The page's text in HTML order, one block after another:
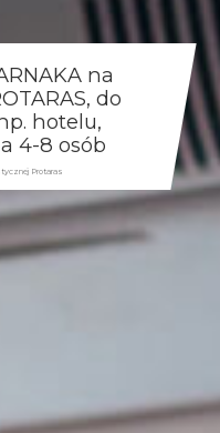
na
do
hotelu,
4-8 osób
Protaras